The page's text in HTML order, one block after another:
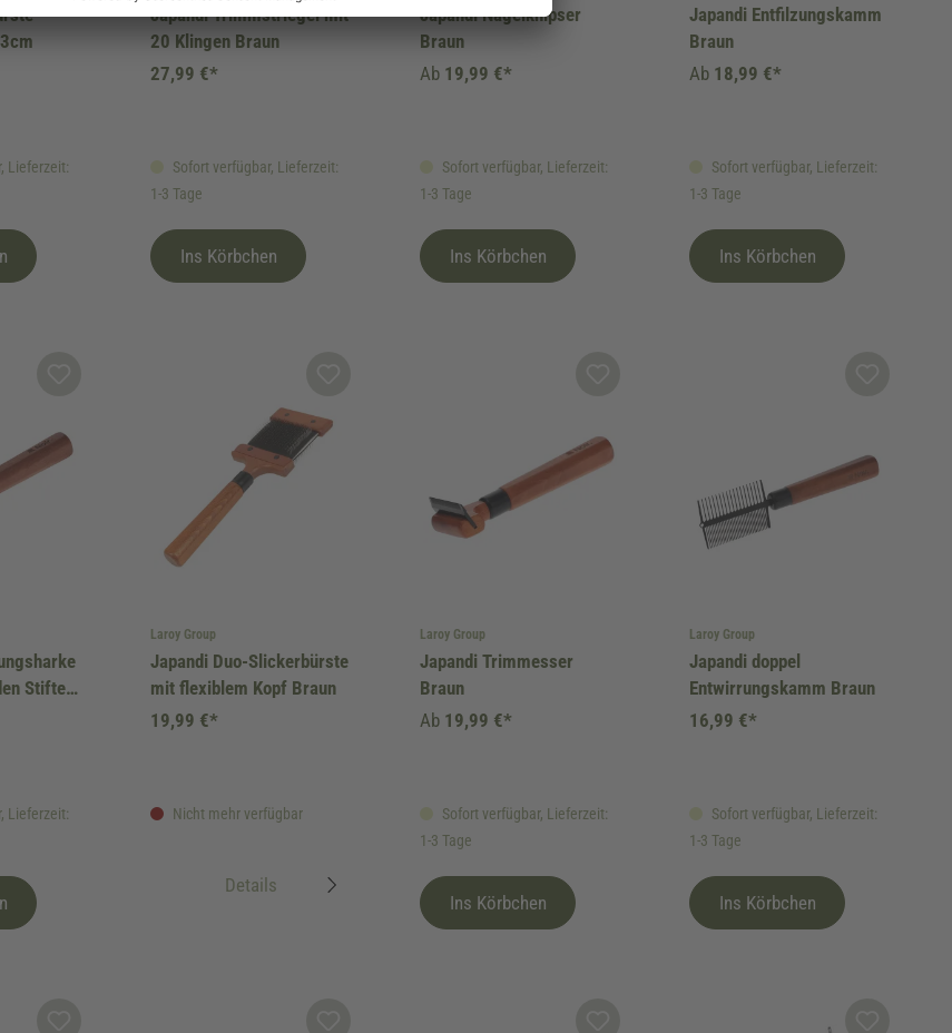
Lieferzeit:
Japandi Trimmstriegel mit
20 Klingen Braun
Sofort verfügbar, Lieferzeit:
1-3 Tage
27,99 €*
Ins Körbchen
Japandi Nagelknipser
Braun
Sofort verfügbar, Lieferzeit:
1-3 Tage
Ab 19,99 €*
Ins Körbchen
Japandi Entfilzungskamm
Braun
Sofort verfügbar, Lieferzeit:
1-3 Tage
Ab 18,99 €*
Ins Körbchen
Stiften
Lieferzeit:
Laroy Group
Japandi Duo-Slickerbürste
mit flexiblem Kopf Braun
Nicht mehr verfügbar
19,99 €*
Details
Laroy Group
Japandi Trimmesser
Braun
Sofort verfügbar, Lieferzeit:
1-3 Tage
Ab 19,99 €*
Ins Körbchen
Laroy Group
Japandi doppel
Entwirrungskamm Braun
Sofort verfügbar, Lieferzeit:
1-3 Tage
16,99 €*
Ins Körbchen